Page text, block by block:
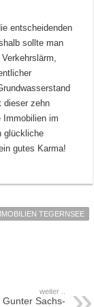
entscheidenden
sollte man
dieser zehn
Immobilien im
glückliche
gutes Karma!
TEGERNSEE
weiter ..
Sachs-